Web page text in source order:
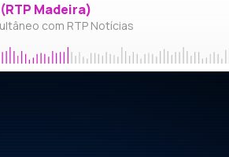
Madeira)
com RTP Notícias